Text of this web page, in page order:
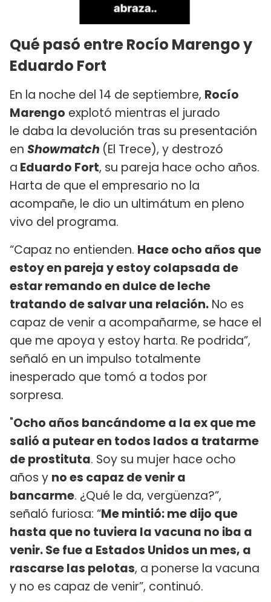
Qué pasó entre Rocío Marengo y
Eduardo Fort
En la noche del 14 de septiembre, Rocío
Marengo explotó mientras el jurado
le daba la devolución tras su presentación
en Showmatch (El Trece), y destrozó
a Eduardo Fort, su pareja hace ocho años.
Harta de que el empresario no la
acompañe, le dio un ultimátum en pleno
vivo del programa.
“Capaz no entienden. Hace ocho años que
estoy en pareja y estoy colapsada de
estar remando en dulce de leche
tratando de salvar una relación. No es
capaz de venir a acompañarme, se hace el
que me apoya y estoy harta. Re podrida”,
señaló en un impulso totalmente
inesperado que tomó a todos por
sorpresa.
"Ocho años bancándome a la ex que me
salió a putear en todos lados a tratarme
de prostituta. Soy su mujer hace ocho
años y no es capaz de venir a
bancarme. ¿Qué le da, vergüenza?”,
señaló furiosa: “Me mintió: me dijo que
hasta que no tuviera la vacuna no iba a
venir. Se fue a Estados Unidos un mes, a
rascarse las pelotas, a ponerse la vacuna
y no es capaz de venir”, continuó.